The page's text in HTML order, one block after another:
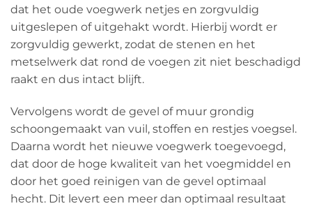
dat het oude voegwerk netjes en zorgvuldig
uitgeslepen of uitgehakt wordt. Hierbij wordt er
zorgvuldig gewerkt, zodat de stenen en het
metselwerk dat rond de voegen zit niet beschadigd
raakt en dus intact blijft.
Vervolgens wordt de gevel of muur grondig
schoongemaakt van vuil, stoffen en restjes voegsel.
Daarna wordt het nieuwe voegwerk toegevoegd,
dat door de hoge kwaliteit van het voegmiddel en
door het goed reinigen van de gevel optimaal
hecht. Dit levert een meer dan optimaal resultaat